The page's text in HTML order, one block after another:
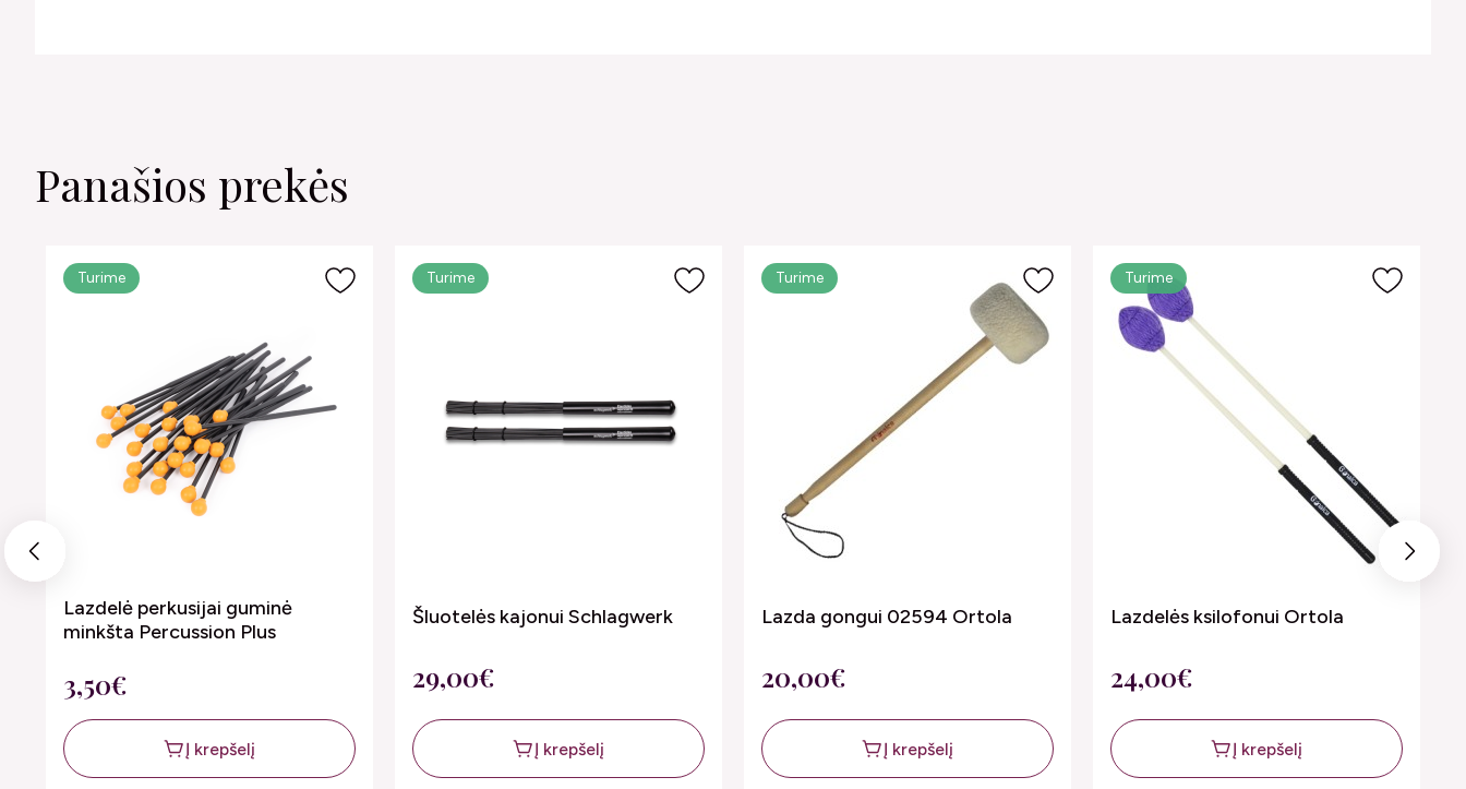
Panašios prekės
Previous
Turime
Lazdelė perkusijai guminė
minkšta Percussion Plus
3,50€
Į krepšelį
Turime
Šluotelės kajonui Schlagwerk
29,00€
Į krepšelį
Turime
Lazda gongui 02594 Ortola
20,00€
Į krepšelį
Turime
Lazdelės ksilofonui Ortola
24,00€
Į krepšelį
Next